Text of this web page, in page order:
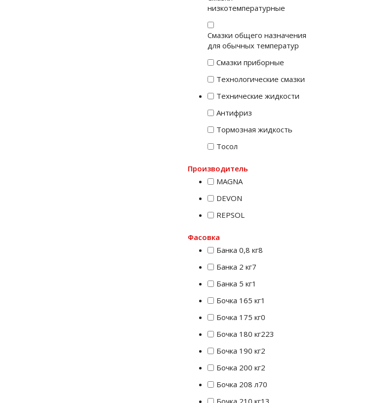
низкотемпературные
Смазки общего назначения
для обычных температур
Смазки приборные
Технологические смазки
Технические жидкости
Антифриз
Тормозная жидкость
Тосол
Производитель
MAGNA
DEVON
REPSOL
Фасовка
Банка 0,8 кг8
Банка 2 кг7
Банка 5 кг1
Бочка 165 кг1
Бочка 175 кг0
Бочка 180 кг223
Бочка 190 кг2
Бочка 200 кг2
Бочка 208 л70
Бочка 210 кг13